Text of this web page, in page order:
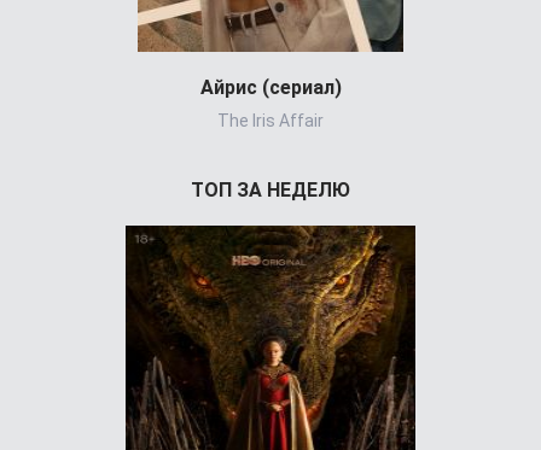
Айрис (сериал)
The Iris Affair
ТОП ЗА НЕДЕЛЮ